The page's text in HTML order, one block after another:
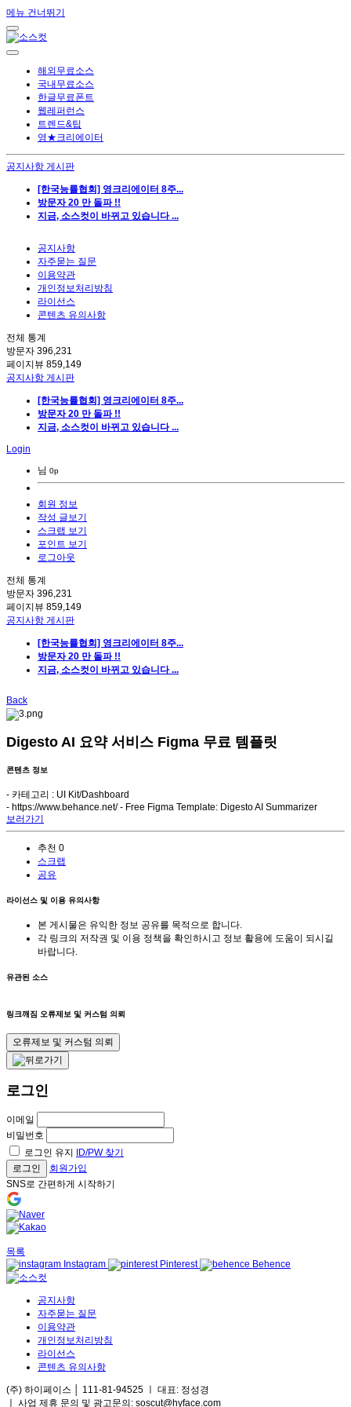
메뉴 건너뛰기
해외무료소스
국내무료소스
한글무료폰트
웹레퍼런스
트렌드&팁
영★크리에이터
공지사항 게시판
[한국능률협회] 영크리에이터 8주...
방문자 20 만 돌파 !!
지금, 소스컷이 바뀌고 있습니다 ...
공지사항
자주묻는 질문
이용약관
개인정보처리방침
라이선스
콘텐츠 유의사항
전체 통계
방문자 396,231
페이지뷰 859,149
공지사항 게시판
[한국능률협회] 영크리에이터 8주...
방문자 20 만 돌파 !!
지금, 소스컷이 바뀌고 있습니다 ...
Login
님 0p
회원 정보
작성 글보기
스크랩 보기
포인트 보기
로그아웃
전체 통계
방문자 396,231
페이지뷰 859,149
공지사항 게시판
[한국능률협회] 영크리에이터 8주...
방문자 20 만 돌파 !!
지금, 소스컷이 바뀌고 있습니다 ...
Back
Digesto AI 요약 서비스 Figma 무료 템플릿
콘텐츠 정보
- 카테고리 : UI Kit/Dashboard
- https://www.behance.net/ - Free Figma Template: Digesto AI Summarizer
보러가기
추천 0
스크랩
공유
라이선스 및 이용 유의사항
본 게시물은 유익한 정보 공유를 목적으로 합니다.
각 링크의 저작권 및 이용 정책을 확인하시고 정보 활용에 도움이 되시길
바랍니다.
유관된 소스
링크깨짐 오류제보 및 커스텀 의뢰
오류제보 및 커스텀 의뢰
로그인
이메일
비밀번호
로그인 유지 ID/PW 찾기
로그인
회원가입
SNS로 간편하게 시작하기
목록
Instagram
Pinterest Behence
공지사항
자주묻는 질문
이용약관
개인정보처리방침
라이선스
콘텐츠 유의사항
(주) 하이페이스 │ 111-81-94525 ㅣ 대표: 정성경
ㅣ 사업 제휴 문의 및 광고문의: soscut@hyface.com